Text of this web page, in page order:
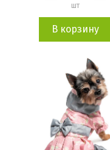
шт
В корзину